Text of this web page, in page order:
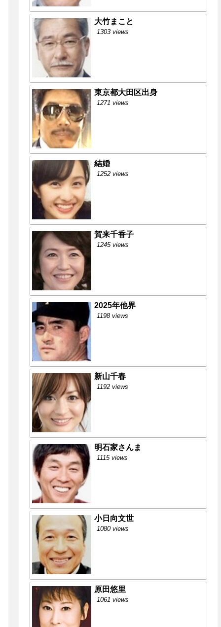
大竹まこと
1303 views
東京都大田区出身
1271 views
結婚
1252 views
賀来千香子
1245 views
2025年他界
1198 views
新山千春
1192 views
明石家さんま
1115 views
小日向文世
1080 views
原田悠里
1061 views